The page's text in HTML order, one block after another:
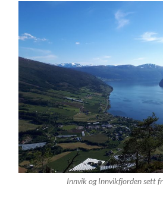
Innvik og Innvikfjorden sett